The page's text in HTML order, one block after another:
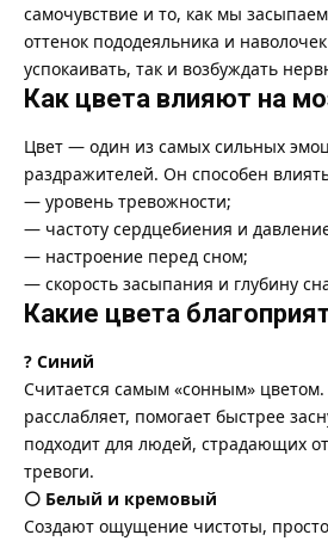
самочувствие и то, как мы
оттенок пододеяльника и
успокаивать, так и возбуждать
Как цвета влияют на
Цвет — один из самых сильных
раздражителей. Он способен
— уровень тревожности;
— частоту сердцебиения и
— настроение перед сном;
— скорость засыпания и глубину
Какие цвета
? Синий
Считается самым «сонным»
расслабляет, помогает быстрее
подходит для людей, страдающих
тревоги.
⚪ Белый и кремовый
Создают ощущение чистоты,